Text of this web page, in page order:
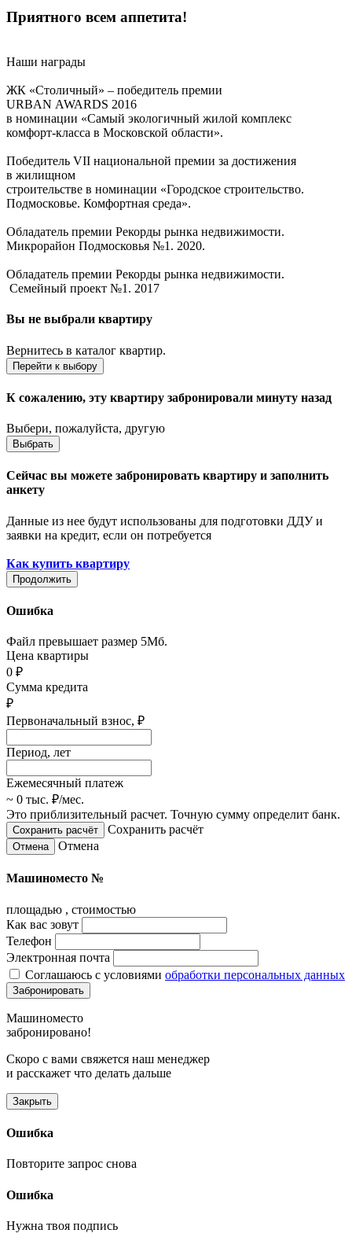
Приятного всем аппетита!
Наши награды
ЖК «Столичный» – победитель премии
URBAN AWARDS 2016
в номинации «Самый экологичный жилой комплекс
комфорт-класса в Московской области».
Победитель VII национальной премии за достижения
в жилищном
строительстве в номинации «Городское строительство.
Подмосковье. Комфортная среда».
Обладатель премии Рекорды рынка недвижимости.
Микрорайон Подмосковья №1. 2020.
Обладатель премии Рекорды рынка недвижимости.
Семейный проект №1. 2017
Вы не выбрали квартиру
Вернитесь в каталог квартир.
Перейти к выбору
К сожалению, эту квартиру забронировали минуту назад
Выбери, пожалуйста, другую
Выбрать
Сейчас вы можете забронировать квартиру и заполнить
анкету
Данные из нее будут использованы для подготовки ДДУ и
заявки на кредит, если он потребуется
Как купить квартиру
Продолжить
Ошибка
Файл превышает размер 5Мб.
Цена квартиры
0 ₽
Сумма кредита
₽
Первоначальный взнос, ₽
Период, лет
Ежемесячный платеж
~ 0 тыс. ₽/мес.
Это приблизительный расчет. Точную сумму определит банк.
Сохранить расчёт
Отмена
Машиноместо №
площадью , стоимостью
Как вас зовут
Телефон
Электронная почта
Соглашаюсь с условиями обработки персональных данных
Забронировать
Машиноместо
забронировано!
Скоро с вами свяжется наш менеджер
и расскажет что делать дальше
Закрыть
Ошибка
Повторите запрос снова
Ошибка
Нужна твоя подпись